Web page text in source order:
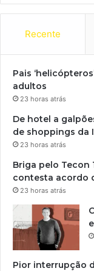
Recente
Pais
adultos
23 horas atrás
De hotel a
de shoppings da
23 horas atrás
Briga pelo Tecon
contesta acordo
23 horas atrás
Pior interrupção